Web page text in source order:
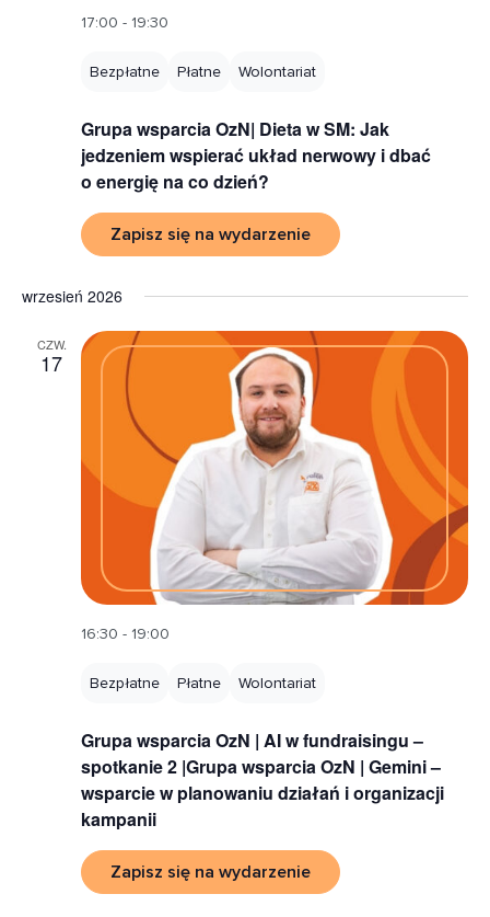
17:00 - 19:30
Grupa wsparcia OzN| Dieta w SM: Jak
jedzeniem wspierać układ nerwowy i dbać
o energię na co dzień?
Bezpłatne Płatne Wolontariat
Zapisz się na wydarzenie
wrzesień 2026
CZW.
17
16:30 - 19:00
Grupa wsparcia OzN | AI w fundraisingu –
spotkanie 2 |Grupa wsparcia OzN | Gemini –
wsparcie w planowaniu działań i organizacji
kampanii
Bezpłatne Płatne Wolontariat
Zapisz się na wydarzenie